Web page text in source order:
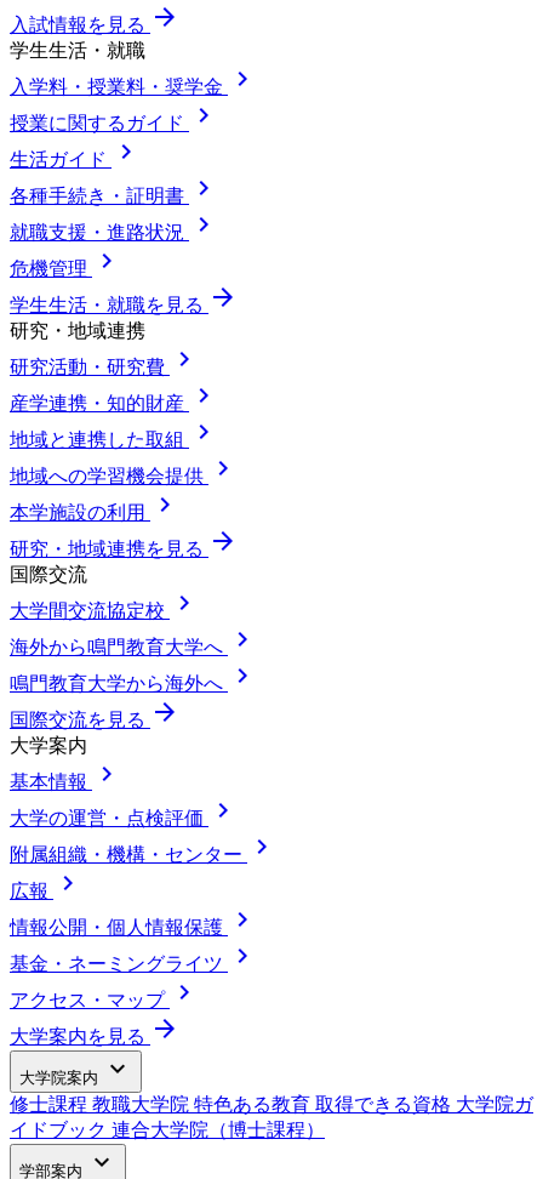
入試情報を見る arrow_forward
学生生活・就職
入学料・授業料・奨学金
chevron_right
授業に関するガイド chevron_right
生活ガイド chevron_right
各種手続き・証明書 chevron_right
就職支援・進路状況 chevron_right
危機管理 chevron_right
学生生活・就職を見る arrow_forward
研究・地域連携
研究活動・研究費
chevron_right
産学連携・知的財産 chevron_right
地域と連携した取組 chevron_right
地域への学習機会提供 chevron_right
本学施設の利用 chevron_right
研究・地域連携を見る arrow_forward
国際交流
大学間交流協定校
chevron_right
海外から鳴門教育大学へ chevron_right
鳴門教育大学から海外へ chevron_right
国際交流を見る arrow_forward
大学案内
基本情報
chevron_right
大学の運営・点検評価 chevron_right
附属組織・機構・センター chevron_right
広報 chevron_right
情報公開・個人情報保護 chevron_right
基金・ネーミングライツ chevron_right
アクセス・マップ chevron_right
大学案内を見る arrow_forward
大学院案内 expand_more
修士課程 教職大学院 特色ある教育 取得できる資格 大学院ガ
イドブック 連合大学院（博士課程）
学部案内 expand_more